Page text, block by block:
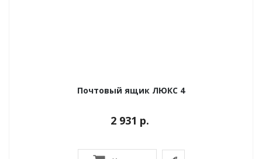
Почтовый ящик ЛЮКС 4
2 931 р.